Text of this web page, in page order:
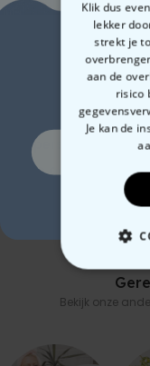
Polaroid-look
Gepersonaliseerde
Geurhanger set van 2
€ 19,99
Bekijk onze
Nee,
Klik dus
lekker
strekt je
aan de
risico
Je kan de